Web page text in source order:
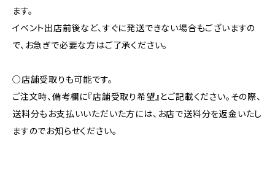
ます。
イベント出店前後など、すぐに発送できない場合もございますの
で、お急ぎで必要な方はご了承ください。
○店舗受取りも可能です。
ご注文時、備考欄に『店舗受取り希望』とご記載ください。その際、
送料分もお支払いいただいた方には、お店で送料分を返金いたし
ますのでお知らせください。